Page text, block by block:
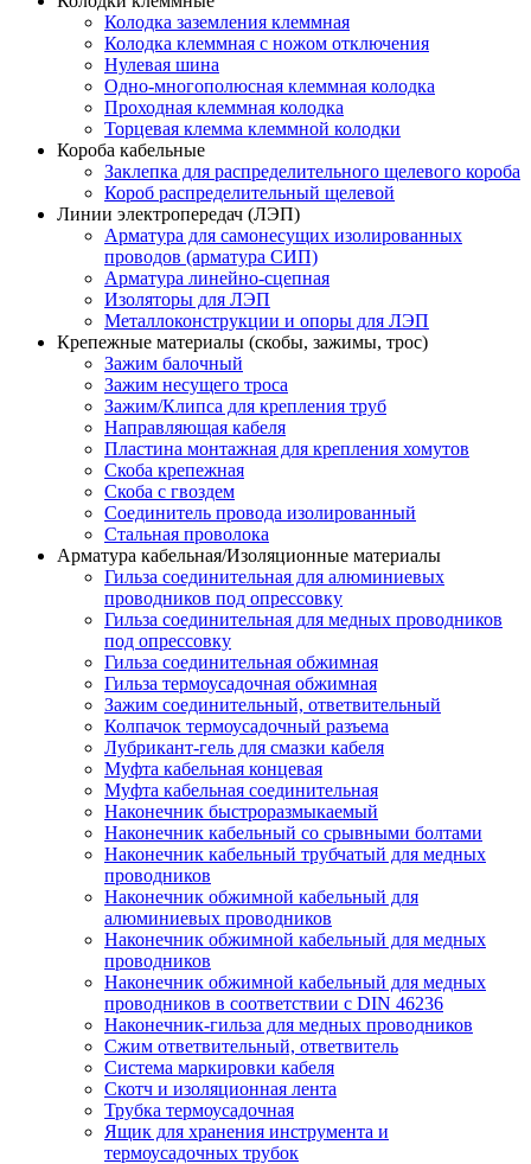
Колодка заземления клеммная
Колодка клеммная с ножом отключения
Нулевая шина
Одно-многополюсная клеммная колодка
Проходная клеммная колодка
Торцевая клемма клеммной колодки
Короба кабельные
Заклепка для распределительного щелевого короба
Короб распределительный щелевой
Линии электропередач (ЛЭП)
Арматура для самонесущих изолированных
проводов (арматура СИП)
Арматура линейно-сцепная
Изоляторы для ЛЭП
Металлоконструкции и опоры для ЛЭП
Крепежные материалы (скобы, зажимы, трос)
Зажим балочный
Зажим несущего троса
Зажим/Клипса для крепления труб
Направляющая кабеля
Пластина монтажная для крепления хомутов
Скоба крепежная
Скоба с гвоздем
Соединитель провода изолированный
Стальная проволока
Арматура кабельная/Изоляционные материалы
Гильза соединительная для алюминиевых
проводников под опрессовку
Гильза соединительная для медных проводников
под опрессовку
Гильза соединительная обжимная
Гильза термоусадочная обжимная
Зажим соединительный, ответвительный
Колпачок термоусадочный разъема
Лубрикант-гель для смазки кабеля
Муфта кабельная концевая
Муфта кабельная соединительная
Наконечник быстроразмыкаемый
Наконечник кабельный со срывными болтами
Наконечник кабельный трубчатый для медных
проводников
Наконечник обжимной кабельный для
алюминиевых проводников
Наконечник обжимной кабельный для медных
проводников
Наконечник обжимной кабельный для медных
проводников в соответствии с DIN 46236
Наконечник-гильза для медных проводников
Сжим ответвительный, ответвитель
Система маркировки кабеля
Скотч и изоляционная лента
Трубка термоусадочная
Ящик для хранения инструмента и
термоусадочных трубок